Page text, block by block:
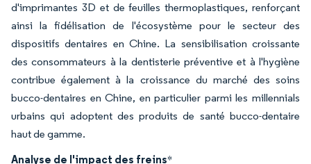
d'imprimantes 3D et de feuilles thermoplastiques, renforçant
ainsi la fidélisation de l'écosystème pour le secteur des
dispositifs dentaires en Chine. La sensibilisation croissante
des consommateurs à la dentisterie préventive et à l'hygiène
contribue également à la croissance du marché des soins
bucco-dentaires en Chine, en particulier parmi les millennials
urbains qui adoptent des produits de santé bucco-dentaire
haut de gamme.
Analyse de l'impact des freins*